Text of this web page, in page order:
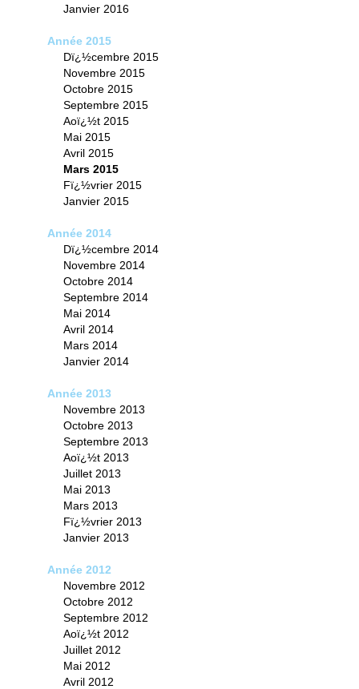
Janvier 2016
Année 2015
Dï¿½cembre 2015
Novembre 2015
Octobre 2015
Septembre 2015
Aoï¿½t 2015
Mai 2015
Avril 2015
Mars 2015
Fï¿½vrier 2015
Janvier 2015
Année 2014
Dï¿½cembre 2014
Novembre 2014
Octobre 2014
Septembre 2014
Mai 2014
Avril 2014
Mars 2014
Janvier 2014
Année 2013
Novembre 2013
Octobre 2013
Septembre 2013
Aoï¿½t 2013
Juillet 2013
Mai 2013
Mars 2013
Fï¿½vrier 2013
Janvier 2013
Année 2012
Novembre 2012
Octobre 2012
Septembre 2012
Aoï¿½t 2012
Juillet 2012
Mai 2012
Avril 2012